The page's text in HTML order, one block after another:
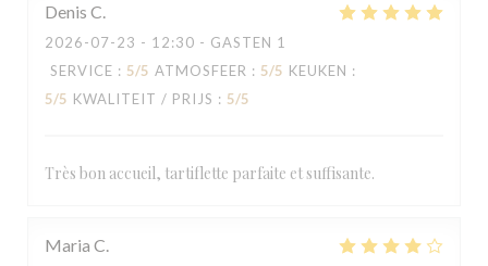
Denis C
2026-07-23 - 12:30 - GASTEN 1
SERVICE : 5/5 ATMOSFEER : 5/5 KEUKEN :
5/5 KWALITEIT / PRIJS : 5/5
Très bon accueil, tartiflette parfaite et suffisante.
Maria C